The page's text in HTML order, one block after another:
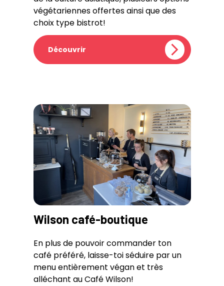
végétariennes offertes ainsi que des
choix type bistrot!
Découvrir
Wilson café-boutique
En plus de pouvoir commander ton
café préféré, laisse-toi séduire par un
menu entièrement végan et très
alléchant au Café Wilson!